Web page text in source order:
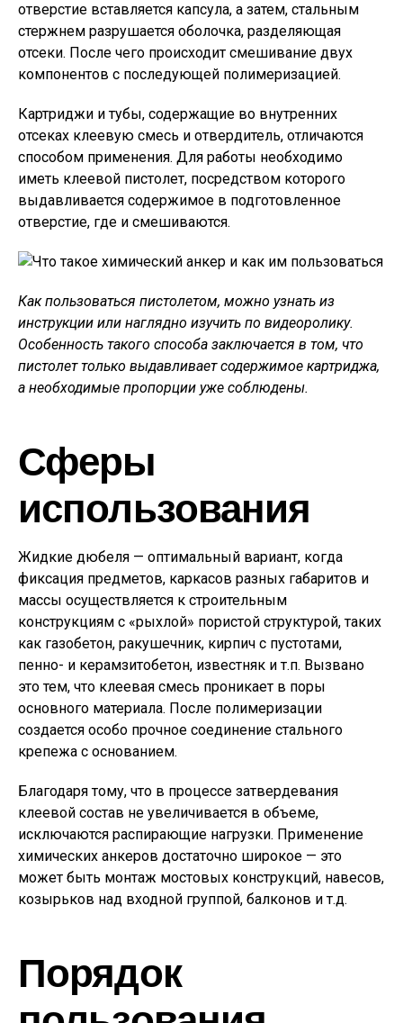
отверстие вставляется капсула, а затем, стальным
стержнем разрушается оболочка, разделяющая
отсеки. После чего происходит смешивание двух
компонентов с последующей полимеризацией.
Картриджи и тубы, содержащие во внутренних
отсеках клеевую смесь и отвердитель, отличаются
способом применения. Для работы необходимо
иметь клеевой пистолет, посредством которого
выдавливается содержимое в подготовленное
отверстие, где и смешиваются.
Как пользоваться пистолетом, можно узнать из
инструкции или наглядно изучить по видеоролику.
Особенность такого способа заключается в том, что
пистолет только выдавливает содержимое картриджа,
а необходимые пропорции уже соблюдены.
Сферы
использования
Жидкие дюбеля — оптимальный вариант, когда
фиксация предметов, каркасов разных габаритов и
массы осуществляется к строительным
конструкциям с «рыхлой» пористой структурой, таких
как газобетон, ракушечник, кирпич с пустотами,
пенно- и керамзитобетон, известняк и т.п. Вызвано
это тем, что клеевая смесь проникает в поры
основного материала. После полимеризации
создается особо прочное соединение стального
крепежа с основанием.
Благодаря тому, что в процессе затвердевания
клеевой состав не увеличивается в объеме,
исключаются распирающие нагрузки. Применение
химических анкеров достаточно широкое — это
может быть монтаж мостовых конструкций, навесов,
козырьков над входной группой, балконов и т.д.
Порядок